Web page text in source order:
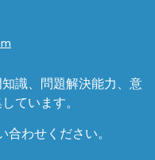
識、問題解決能力、意
ています。
わせください。